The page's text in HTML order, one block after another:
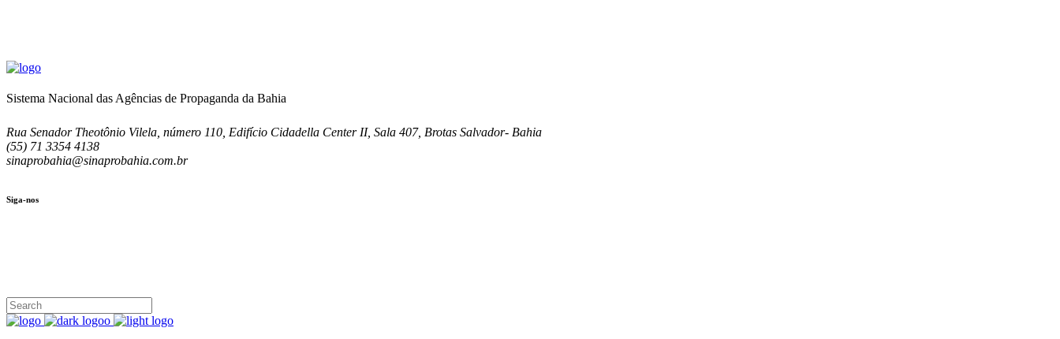
Sistema Nacional das Agências de Propaganda da Bahia
Rua Senador Theotônio Vilela, número 110, Edifício Cidadella Center II, Sala 407, Brotas Salvador- Bahia
(55) 71 3354 4138
sinaprobahia@sinaprobahia.com.br
Siga-nos